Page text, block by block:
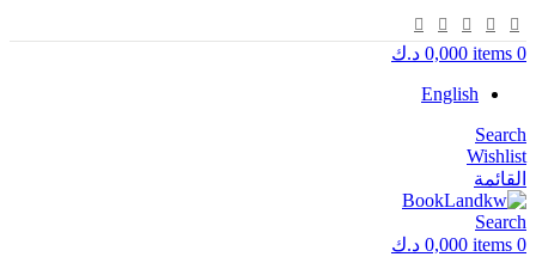
0
items
0,000 د.ك
English
Search
Wishlist
القائمة
Search
0
items
0,000 د.ك